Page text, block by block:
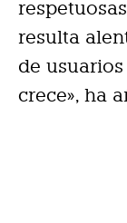
resulta
de
crece», ha